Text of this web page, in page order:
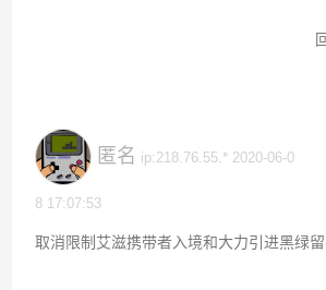
匿名 ip:218.76.55.* 2020-06-0
8 17:07:53
取消限制艾滋携带者入境和大力引进黑绿